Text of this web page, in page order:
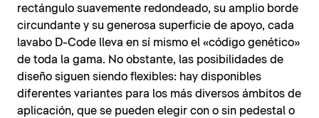
rectángulo suavemente redondeado, su amplio borde
circundante y su generosa superficie de apoyo, cada
lavabo D-Code lleva en sí mismo el «código genético»
de toda la gama. No obstante, las posibilidades de
diseño siguen siendo flexibles: hay disponibles
diferentes variantes para los más diversos ámbitos de
aplicación, que se pueden elegir con o sin pedestal o